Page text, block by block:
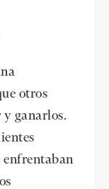
otros
y ganarlos.
enfrentaban